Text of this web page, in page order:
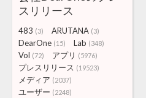
スリリース
483 (3) ARUTANA (3)
DearOne (15) Lab (348)
Vol (72) アプリ (5976)
プレスリリース (19523)
メディア (2037)
ユーザー (2248)